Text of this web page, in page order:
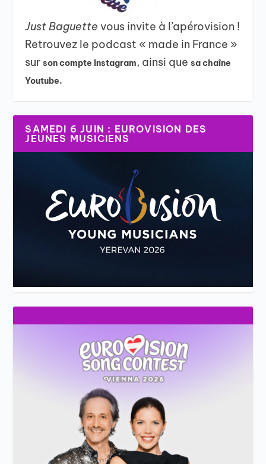
Just Baguettevous invite à l’apérovision !
Retrouvez le podcast « made in France »
surson compte Instagram, ainsi quesa chaîne
Youtube.
SAMEDI 6 JUIN : EUROVISION DES
JEUNES MUSICIENS